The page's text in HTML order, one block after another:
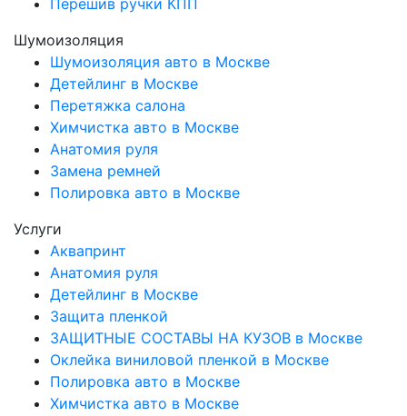
Перешив ручки КПП
Шумоизоляция
Шумоизоляция авто в Москве
Детейлинг в Москве
Перетяжка салона
Химчистка авто в Москве
Анатомия руля
Замена ремней
Полировка авто в Москве
Услуги
Аквапринт
Анатомия руля
Детейлинг в Москве
Защита пленкой
ЗАЩИТНЫЕ СОСТАВЫ НА КУЗОВ в Москве
Оклейка виниловой пленкой в Москве
Полировка авто в Москве
Химчистка авто в Москве